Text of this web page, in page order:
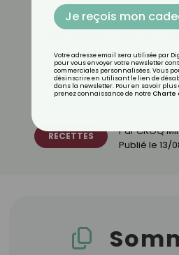
Recette de
Découvrez les 11 menus
RECETTES ParCROQ
Publié le 13/
Je reçois mon
Votre adresse email sera utilisée par
pour vous envoyer votre newsletter
commerciales personnalisées. Vous
désinscrire en utilisant le lien de
dans la newsletter. Pour en savoir plus
prenez connaissance de notre Charte